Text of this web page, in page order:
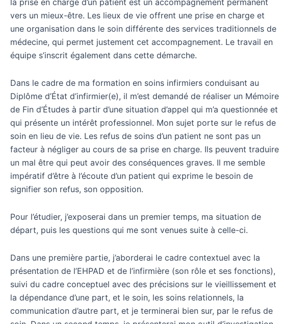
vers un mieux-être. Les lieux de vie offrent une prise en charge et
une organisation dans le soin différente des services traditionnels de
médecine, qui permet justement cet accompagnement. Le travail en
équipe s’inscrit également dans cette démarche.
Dans le cadre de ma formation en soins infirmiers conduisant au
Diplôme d’État d’infirmier(e), il m’est demandé de réaliser un Mémoire
de Fin d’Études à partir d’une situation d’appel qui m’a questionnée et
qui présente un intérêt professionnel. Mon sujet porte sur le refus de
soin en lieu de vie. Les refus de soins d’un patient ne sont pas un
facteur à négliger au cours de sa prise en charge. Ils peuvent traduire
un mal être qui peut avoir des conséquences graves. Il me semble
impératif d’être à l’écoute d’un patient qui exprime le besoin de
signifier son refus, son opposition.
Pour l’étudier, j’exposerai dans un premier temps, ma situation de
départ, puis les questions qui me sont venues suite à celle-ci.
Dans une première partie, j’aborderai le cadre contextuel avec la
présentation de l’EHPAD et de l’infirmière (son rôle et ses fonctions),
suivi du cadre conceptuel avec des précisions sur le vieillissement et
la dépendance d’une part, et le soin, les soins relationnels, la
communication d’autre part, et je terminerai bien sur, par le refus de